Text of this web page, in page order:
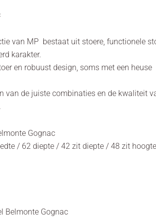
van MP bestaat uit stoere, functionele
karakter.
en robuust design, soms met een heuse
van de juiste combinaties en de kwaliteit
Gognac
/ 62 diepte / 42 zit diepte / 48 zit
Belmonte Gognac